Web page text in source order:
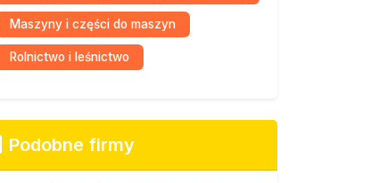
Maszyny i części do maszyn
Rolnictwo i leśnictwo
Podobne firmy